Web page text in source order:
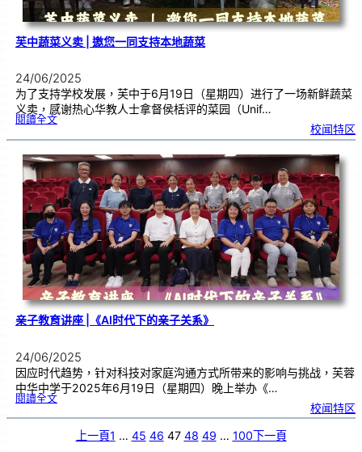
芙中蔬菜义卖 | 邀您一同支持本地蔬菜
24/06/2025
为了支持学校发展，芙中于6月19日（星期四）进行了一场新鲜蔬菜
义卖，感谢热心华教人士拿督侯栝评的菜园（Unif…
閱讀全文:芙
菜
卖
|邀
您
一
同
支
持
本
地
蔬
菜
校闻特区
亲子教育讲座 |《AI时代下的亲子关系》
24/06/2025
因应时代趋势，针对科技对家庭沟通方式所带来的影响与挑战，芙蓉
中华中学于2025年6月19日（星期四）晚上举办《…
閱讀全文:亲
育
校闻特区
上一頁1 … 45 46 47 48 49 … 100下一頁